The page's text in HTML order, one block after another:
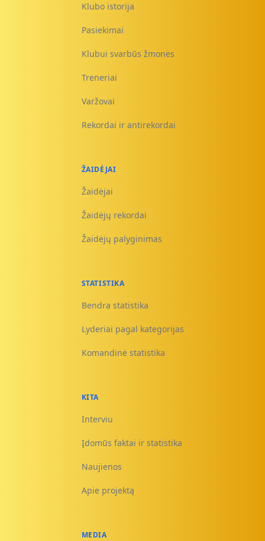
Klubo istorija
Pasiekimai
Klubui svarbūs žmonės
Treneriai
Varžovai
Rekordai ir antirekordai
ŽAIDĖJAI
Žaidėjai
Žaidėjų rekordai
Žaidėjų palyginimas
STATISTIKA
Bendra statistika
Lyderiai pagal kategorijas
Komandinė statistika
KITA
Interviu
Įdomūs faktai ir statistika
Naujienos
Apie projektą
MEDIA